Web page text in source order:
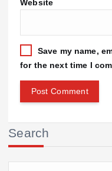
Website
Save my name,
for the next time I
Search